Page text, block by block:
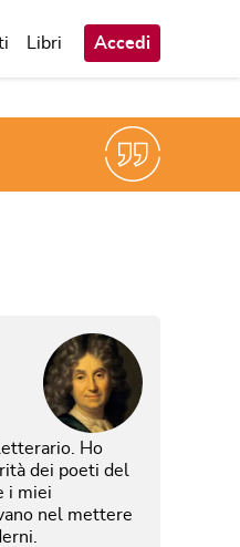
Libri Accedi
Ho
dei poeti del
i miei
nel mettere